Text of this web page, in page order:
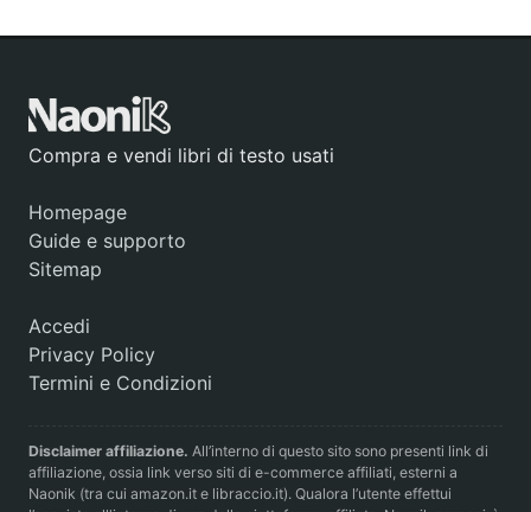
Compra e vendi libri di testo usati
Homepage
Guide e supporto
Sitemap
Accedi
Privacy Policy
Termini e Condizioni